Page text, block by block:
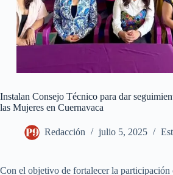
Instalan Consejo Técnico para dar
las Mujeres en Cuernavaca
Redacción julio 5, 2025
Con el objetivo de fortalecer la participación